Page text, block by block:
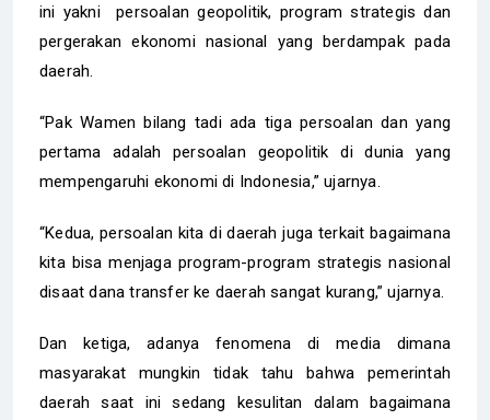
ini yakni persoalan geopolitik, program strategis dan
pergerakan ekonomi nasional yang berdampak pada
daerah.
“Pak Wamen bilang tadi ada tiga persoalan dan yang
pertama adalah persoalan geopolitik di dunia yang
mempengaruhi ekonomi di Indonesia,” ujarnya.
“Kedua, persoalan kita di daerah juga terkait bagaimana
kita bisa menjaga program-program strategis nasional
disaat dana transfer ke daerah sangat kurang,” ujarnya.
Dan ketiga, adanya fenomena di media dimana
masyarakat mungkin tidak tahu bahwa pemerintah
daerah saat ini sedang kesulitan dalam bagaimana